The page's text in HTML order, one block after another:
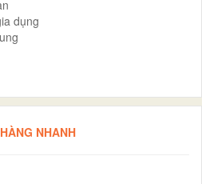
dụng
NHANH